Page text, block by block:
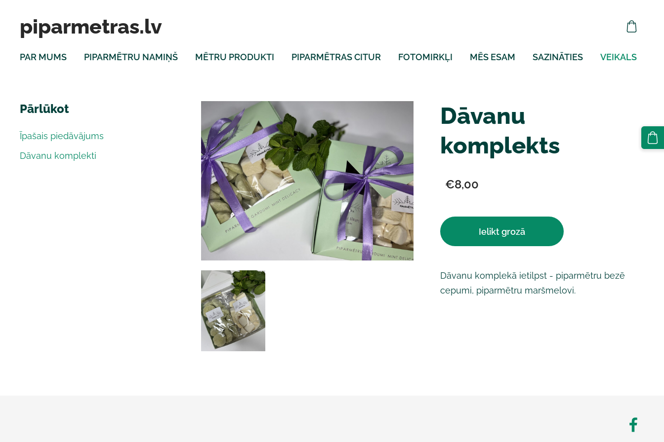
piparmetras.lv
PAR MUMS PIPARMĒTRU NAMIŅŠ MĒTRU PRODUKTI PIPARMĒTRAS CITUR FOTOMIRKĻI MĒS ESAM SAZINĀTIES VEIKALS
Pārlūkot
Īpašais piedāvājums
Dāvanu komplekti
Dāvanu
komplekts
€8,00
Ielikt grozā
Dāvanu komplekā ietilpst - piparmētru bezē
cepumi, piparmētru maršmelovi.